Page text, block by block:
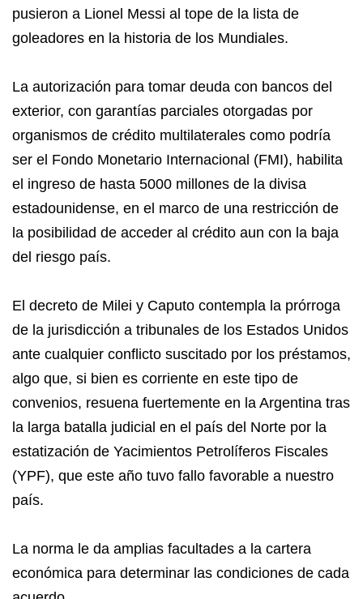
pusieron a Lionel Messi al tope de la lista de
goleadores en la historia de los Mundiales.
La autorización para tomar deuda con bancos del
exterior, con garantías parciales otorgadas por
organismos de crédito multilaterales como podría
ser el Fondo Monetario Internacional (FMI), habilita
el ingreso de hasta 5000 millones de la divisa
estadounidense, en el marco de una restricción de
la posibilidad de acceder al crédito aun con la baja
del riesgo país.
El decreto de Milei y Caputo contempla la prórroga
de la jurisdicción a tribunales de los Estados Unidos
ante cualquier conflicto suscitado por los préstamos,
algo que, si bien es corriente en este tipo de
convenios, resuena fuertemente en la Argentina tras
la larga batalla judicial en el país del Norte por la
estatización de Yacimientos Petrolíferos Fiscales
(YPF), que este año tuvo fallo favorable a nuestro
país.
La norma le da amplias facultades a la cartera
económica para determinar las condiciones de cada